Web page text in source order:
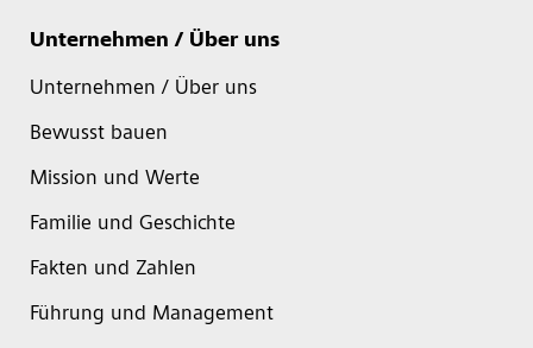
Unternehmen / Über uns
Unternehmen / Über uns
Bewusst bauen
Mission und Werte
Familie und Geschichte
Fakten und Zahlen
Führung und Management